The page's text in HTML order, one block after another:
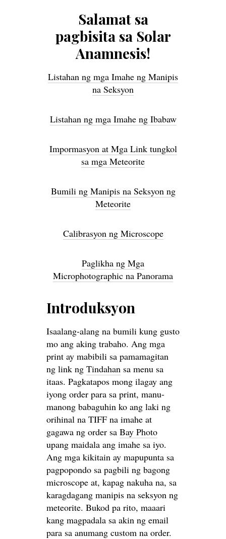
Salamat sa
pagbisita sa Solar
Anamnesis!
Listahan ng mga Imahe ng Manipis
na Seksyon
Listahan ng mga Imahe ng Ibabaw
Impormasyon at Mga Link tungkol
sa mga Meteorite
Bumili ng Manipis na Seksyon ng
Meteorite
Calibrasyon ng Microscope
Paglikha ng Mga
Microphotographic na Panorama
Introduksyon
Isaalang-alang na bumili kung gusto
mo ang aking trabaho. Ang mga
print ay mabibili sa pamamagitan
ng link ng Tindahan sa menu sa
itaas. Pagkatapos mong ilagay ang
iyong order para sa print, manu-
manong babaguhin ko ang laki ng
orihinal na TIFF na imahe at
gagawa ng order sa Bay Photo
upang maidala ang imahe sa iyo.
Ang mga kikitain ay mapupunta sa
pagpopondo sa pagbili ng bagong
microscope at, kapag nakuha na, sa
karagdagang manipis na seksyon ng
meteorite. Bukod pa rito, maaari
kang magpadala sa akin ng email
para sa anumang custom na order.